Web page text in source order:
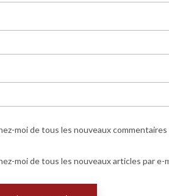
moi de tous les nouveaux commentaires
moi de tous les nouveaux articles par e-